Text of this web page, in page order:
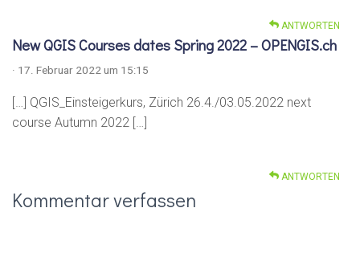
ANTWORTEN
New QGIS Courses dates Spring 2022 – OPENGIS.ch
· 17. Februar 2022 um 15:15
[…] QGIS_Einsteigerkurs, Zürich 26.4./03.05.2022 next
course Autumn 2022 […]
ANTWORTEN
Kommentar verfassen